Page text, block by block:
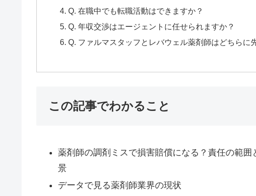
Q. 在職中でも転職活動はできますか？
Q. 年収交渉はエージェントに任せられますか？
Q. ファルマスタッフとレバウェル薬剤師はどちらに
この記事でわかること
薬剤師の調剤ミスで損害賠償になる？責任の範
景
データで見る薬剤師業界の現状